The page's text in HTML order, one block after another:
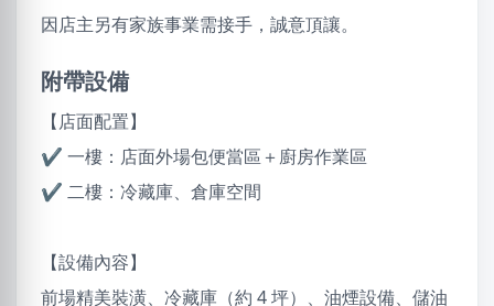
因店主另有家族事業需接手，誠意頂讓。
附帶設備
【店面配置】
✔ 一樓：店面外場包便當區＋廚房作業區
✔ 二樓：冷藏庫、倉庫空間
【設備內容】
前場精美裝潢、冷藏庫（約 4 坪）、油煙設備、儲油